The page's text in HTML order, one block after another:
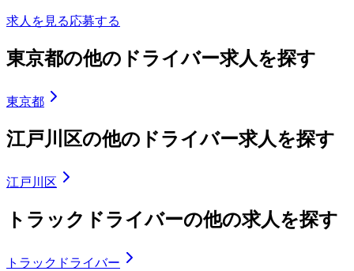
求人を見る応募する
東京都の他のドライバー求人を探す
東京都
江戸川区の他のドライバー求人を探す
江戸川区
トラックドライバーの他の求人を探す
トラックドライバー